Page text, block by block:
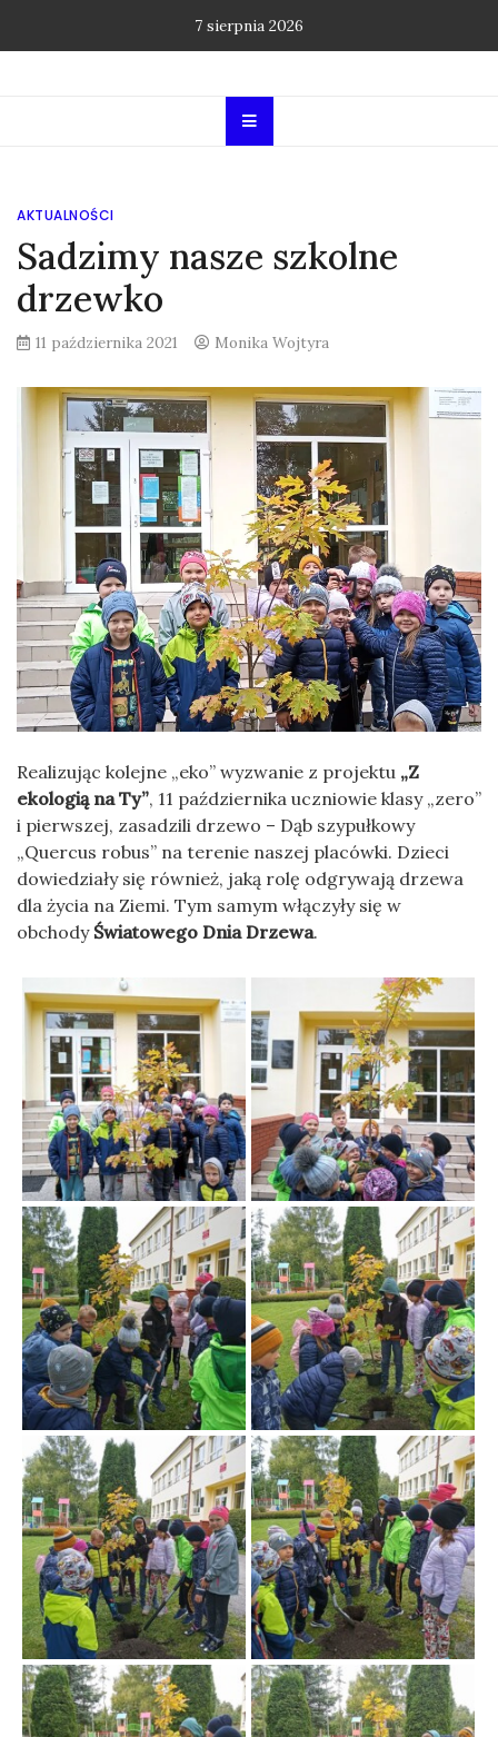
7 sierpnia 2026
AKTUALNOŚCI
Sadzimy nasze szkolne
drzewko
11 października 2021 Monika Wojtyra
Realizując kolejne „eko” wyzwanie z projektu „Z
ekologią na Ty”, 11 października uczniowie klasy „zero”
i pierwszej, zasadzili drzewo – Dąb szypułkowy
„Quercus robus” na terenie naszej placówki. Dzieci
dowiedziały się również, jaką rolę odgrywają drzewa
dla życia na Ziemi. Tym samym włączyły się w
obchody Światowego Dnia Drzewa.